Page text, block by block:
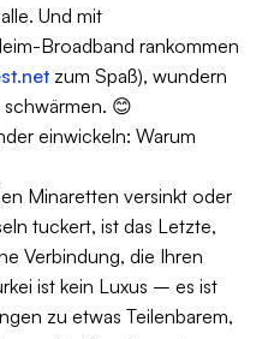
Und mit
Broadband rankommen
zum Spaß), wundern
schwärmen. 😊
einwickeln: Warum
Minaretten versinkt oder
tuckert, ist das Letzte,
Verbindung, die Ihren
ist kein Luxus – es ist
zu etwas Teilenbarem,